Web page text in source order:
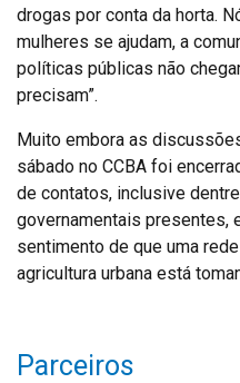
drogas por conta da horta.
mulheres se ajudam, a
políticas públicas não
precisam”.
Muito embora as
sábado no CCBA foi
de contatos, inclusive
governamentais presentes,
sentimento de que uma
agricultura urbana está
Parceiros